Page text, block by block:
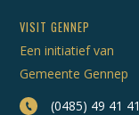
VISIT GENNEP
Een initiatief van
Gemeente Gennep
(0485) 49 41 41